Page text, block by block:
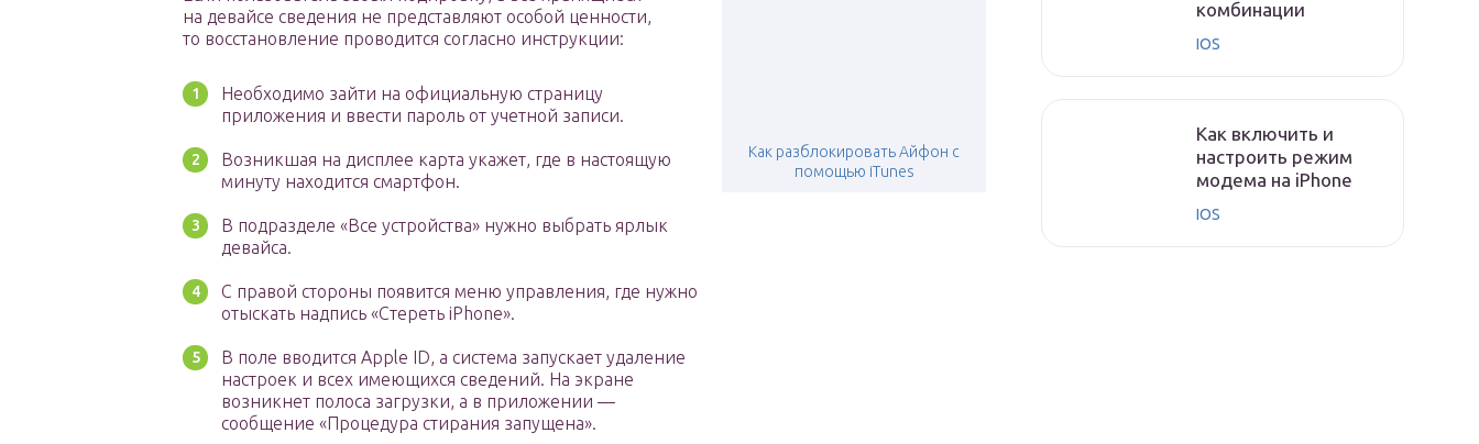
Как разблокировать Айфон с
помощью iTunes
на девайсе сведения не представляют особой ценности,
то восстановление проводится согласно инструкции:
Необходимо зайти на официальную страницу
приложения и ввести пароль от учетной записи.
Возникшая на дисплее карта укажет, где в настоящую
минуту находится смартфон.
В подразделе «Все устройства» нужно выбрать ярлык
девайса.
С правой стороны появится меню управления, где нужно
отыскать надпись «Стереть iPhone».
В поле вводится Apple ID, а система запускает удаление
настроек и всех имеющихся сведений. На экране
возникнет полоса загрузки, а в приложении —
сообщение «Процедура стирания запущена».
комбинации
IOS
Как включить и
настроить режим
модема на iPhone
IOS